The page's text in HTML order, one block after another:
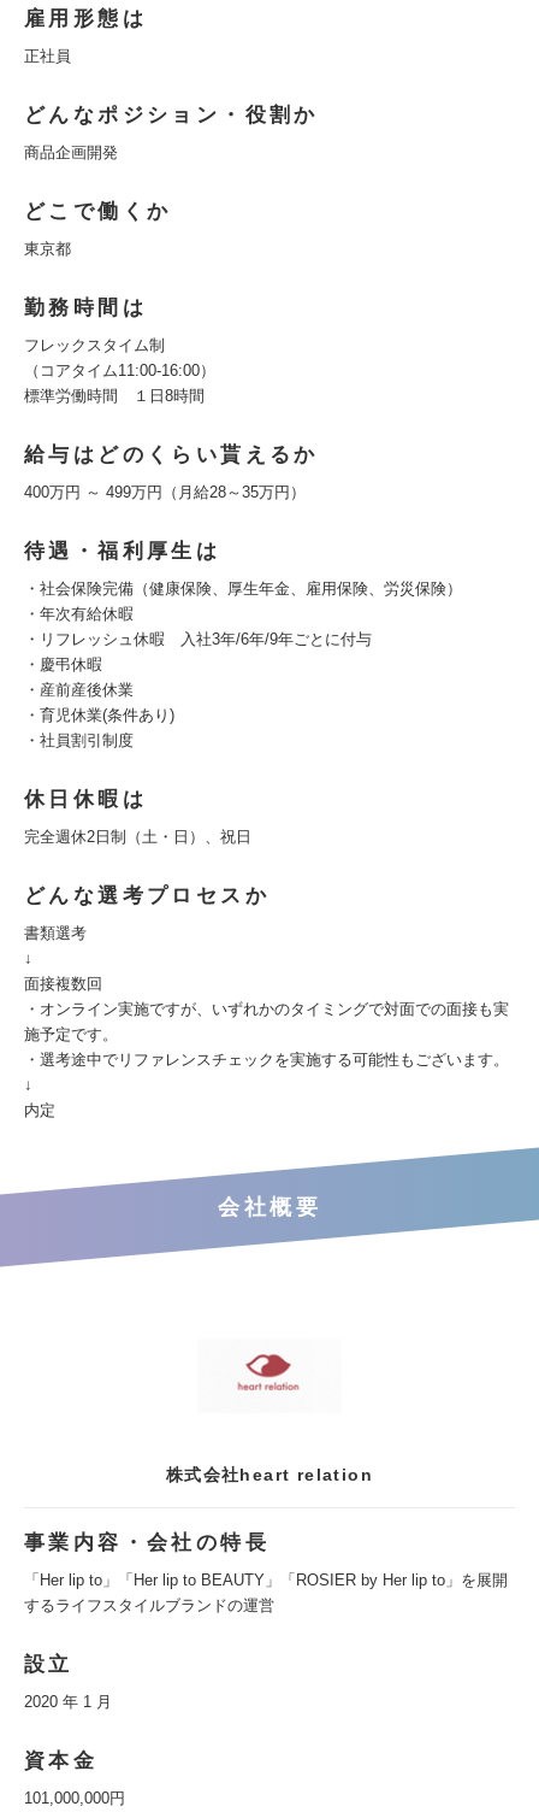
雇用形態は
正社員
どんなポジション・役割か
商品企画開発
どこで働くか
東京都
勤務時間は
フレックスタイム制
（コアタイム11:00-16:00）
標準労働時間 １日8時間
給与はどのくらい貰えるか
400万円 ～ 499万円（月給28～35万円）
待遇・福利厚生は
・社会保険完備（健康保険、厚生年金、雇用保険、労災保険）
・年次有給休暇
・リフレッシュ休暇 入社3年/6年/9年ごとに付与
・慶弔休暇
・産前産後休業
・育児休業(条件あり)
・社員割引制度
休日休暇は
完全週休2日制（土・日）、祝日
どんな選考プロセスか
書類選考
↓
面接複数回
・オンライン実施ですが、いずれかのタイミングで対面での面接も実
施予定です。
・選考途中でリファレンスチェックを実施する可能性もございます。
↓
内定
会社概要
株式会社heart relation
事業内容・会社の特長
「Her lip to」「Her lip to BEAUTY」「ROSIER by Her lip to」を展開
するライフスタイルブランドの運営
設立
2020 年 1 月
資本金
101,000,000円